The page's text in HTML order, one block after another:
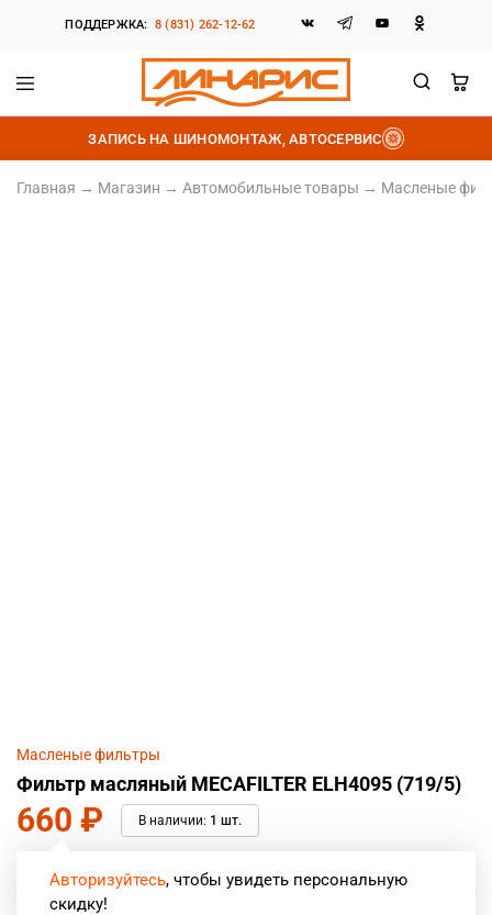
ПОДДЕРЖКА: 8 (831) 262-12-62
Линарис
Продажа
шин,
дисков
и
аккумуляторов
ЗАПИСЬ НА ШИНОМОНТАЖ, АВТОСЕРВИС
Главная → Магазин → Автомобильные товары → Масленые
Масленые фильтры
Фильтр масляный MECAFILTER ELH4095 (719/5)
660 ₽ В наличии: 1 шт.
Авторизуйтесь, чтобы увидеть персональную
скидку!